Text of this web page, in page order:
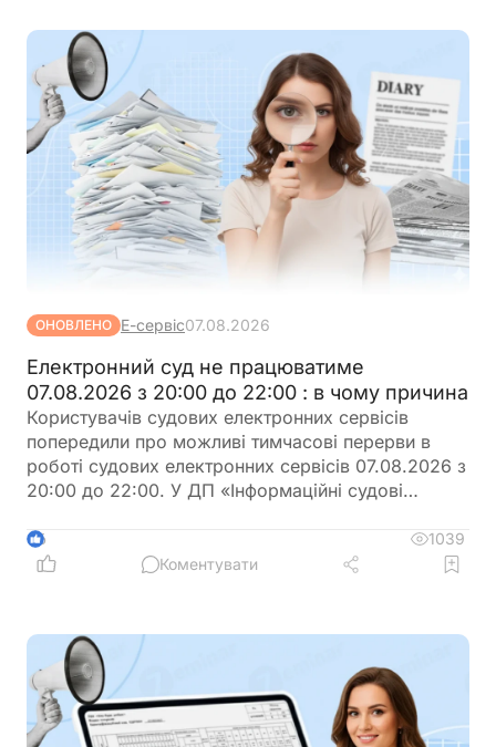
ОНОВЛЕНО Е-сервіс07.08.2026
Електронний суд не працюватиме
07.08.2026 з 20:00 до 22:00 : в чому причина
Користувачів судових електронних сервісів
попередили про можливі тимчасові перерви в
роботі судових електронних сервісів 07.08.2026 з
20:00 до 22:00. У ДП «Інформаційні судові
час планування роботи із сервісами
6
1039
Коментувати